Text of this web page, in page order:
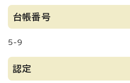
台帳番号
5-9
認定